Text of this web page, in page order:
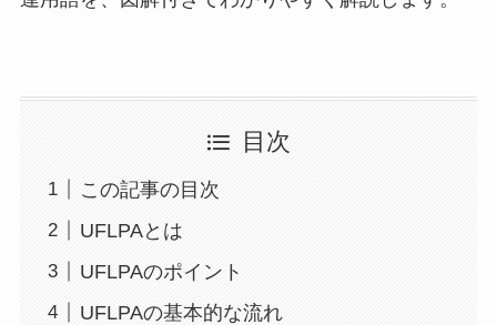
目次
この記事の目次
UFLPAとは
UFLPAのポイント
UFLPAの基本的な流れ